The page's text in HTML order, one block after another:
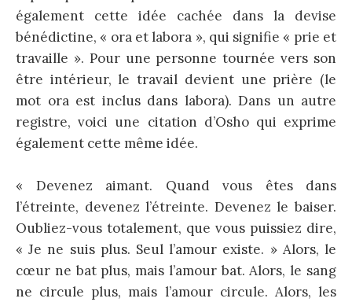
également cette idée cachée dans la devise
bénédictine, « ora et labora », qui signifie « prie et
travaille ». Pour une personne tournée vers son
être intérieur, le travail devient une prière (le
mot ora est inclus dans labora). Dans un autre
registre, voici une citation d’Osho qui exprime
également cette même idée.
« Devenez aimant. Quand vous êtes dans
l’étreinte, devenez l’étreinte. Devenez le baiser.
Oubliez-vous totalement, que vous puissiez dire,
« Je ne suis plus. Seul l’amour existe. » Alors, le
cœur ne bat plus, mais l’amour bat. Alors, le sang
ne circule plus, mais l’amour circule. Alors, les